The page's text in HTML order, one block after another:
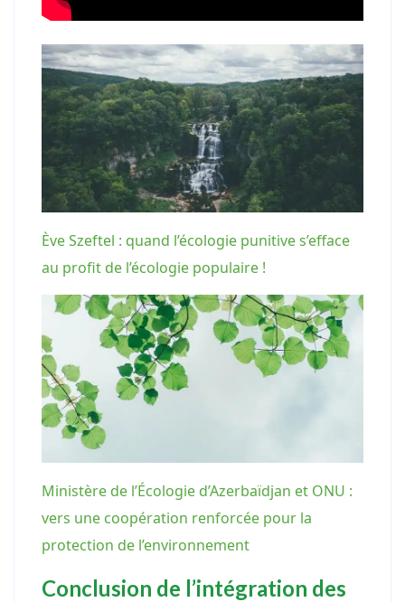
Ève Szeftel : quand l’écologie punitive s’efface
au profit de l’écologie populaire !
Ministère de l’Écologie d’Azerbaïdjan et ONU :
vers une coopération renforcée pour la
protection de l’environnement
Conclusion de l’intégration des